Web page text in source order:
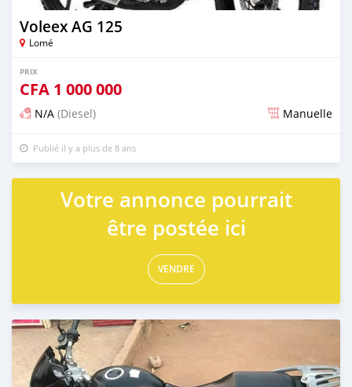
Voleex AG 125
Lomé
PRIX
CFA 1 000 000
N/A (Diesel) Manuelle
Publié il y a plus de 8 ans
Votre annonce pourrait
être postée ici
VENDRE